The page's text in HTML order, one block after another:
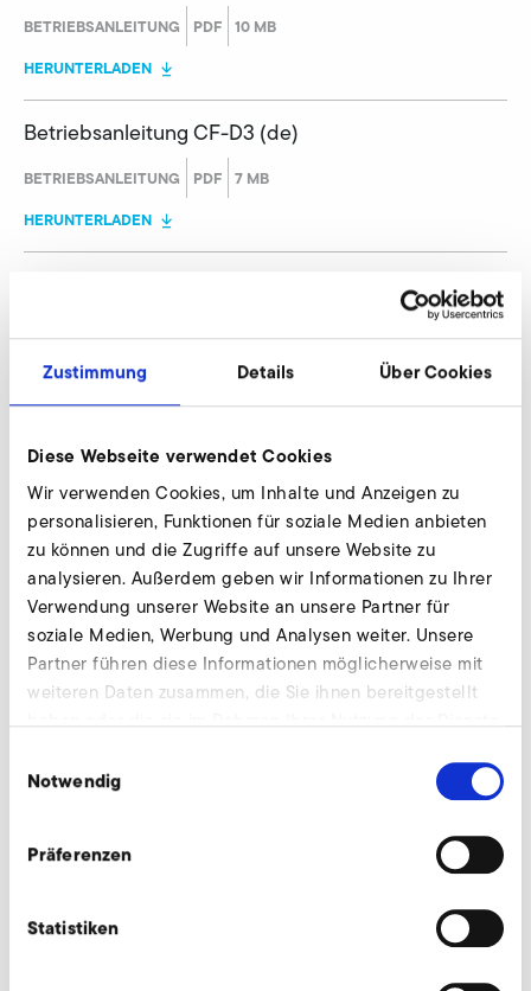
Zustimmung Details Über Cookies
Diese Webseite verwendet Cookies
Wir verwenden Cookies, um Inhalte und Anzeigen zu
personalisieren, Funktionen für soziale Medien anbieten
zu können und die Zugriffe auf unsere Website zu
analysieren. Außerdem geben wir Informationen zu Ihrer
Verwendung unserer Website an unsere Partner für
soziale Medien, Werbung und Analysen weiter. Unsere
Partner führen diese Informationen möglicherweise mit
weiteren Daten zusammen, die Sie ihnen bereitgestellt
Notwendig
Präferenzen
Statistiken
BETRIEBSANLEITUNG PDF 10 MB
HERUNTERLADEN
Betriebsanleitung CF-D3 (de)
BETRIEBSANLEITUNG PDF 7 MB
HERUNTERLADEN
HERUNTERLADEN
BETRIEBSANLEITUNG PDF
8 MB
HERUNTERLADEN
Betriebsanleitung CF-C (en)
BETRIEBSANLEITUNG PDF
6 MB
HERUNTERLADEN
BETRIEBSANLEITUNG
BETRIEBSANLEITUNG